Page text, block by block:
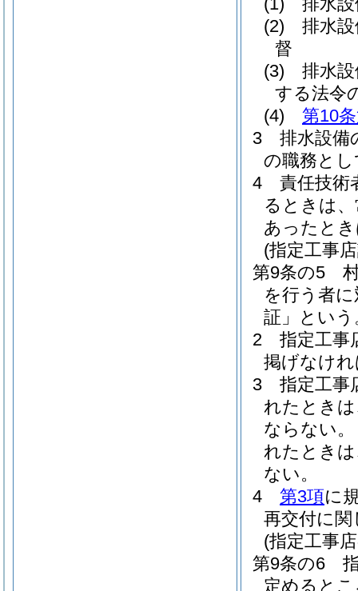
(2)
排水
督
(3)
排水
する法令
(4)
第10
3
排水設備
の職務と
4
責任技術
るときは
あったと
(指定工事
第9条の5
を行う者
証」という
2
指定工事
掲げなけ
3
指定工事
れたとき
ならない。
れたとき
ない。
4
第3項に
再交付に
(指定工事
第9条の6
定めると